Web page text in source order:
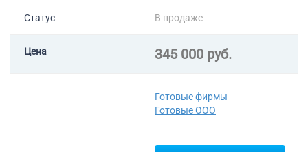
парикмахерскими и салонами
96.09 Предоставление прочих
персональных услуг, не
группировки
Статус В продаже
Цена 345 000 руб.
Готовые фирмы
Готовые ООО